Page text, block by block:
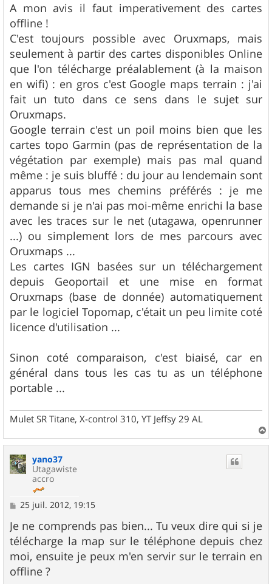
A mon avis il faut imperativement des cartes
offline !
C'est toujours possible avec Oruxmaps, mais
seulement à partir des cartes disponibles Online
que l'on télécharge préalablement (à la maison
en wifi) : en gros c'est Google maps terrain : j'ai
fait un tuto dans ce sens dans le sujet sur
Oruxmaps.
Google terrain c'est un poil moins bien que les
cartes topo Garmin (pas de représentation de la
végétation par exemple) mais pas mal quand
même : je suis bluffé : du jour au lendemain sont
apparus tous mes chemins préférés : je me
demande si je n'ai pas moi-même enrichi la base
avec les traces sur le net (utagawa, openrunner
...) ou simplement lors de mes parcours avec
Oruxmaps ...
Les cartes IGN basées sur un téléchargement
depuis Geoportail et une mise en format
Oruxmaps (base de donnée) automatiquement
par le logiciel Topomap, c'était un peu limite coté
licence d'utilisation ...
Sinon coté comparaison, c'est biaisé, car en
général dans tous les cas tu as un téléphone
portable ...
Mulet SR Titane, X-control 310, YT Jeffsy 29 AL
a
yano37
Utagawiste
accro
M
s
s
a
g
e
25 juil. 2012, 19:15
Je ne comprends pas bien... Tu veux dire qui si je
télécharge la map sur le téléphone depuis chez
moi, ensuite je peux m'en servir sur le terrain en
offline ?